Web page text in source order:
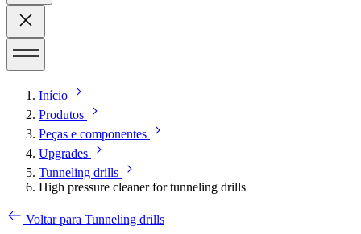
Início
Produtos
Peças e componentes
Upgrades
Tunneling drills
High pressure cleaner for tunneling drills
Voltar para Tunneling drills